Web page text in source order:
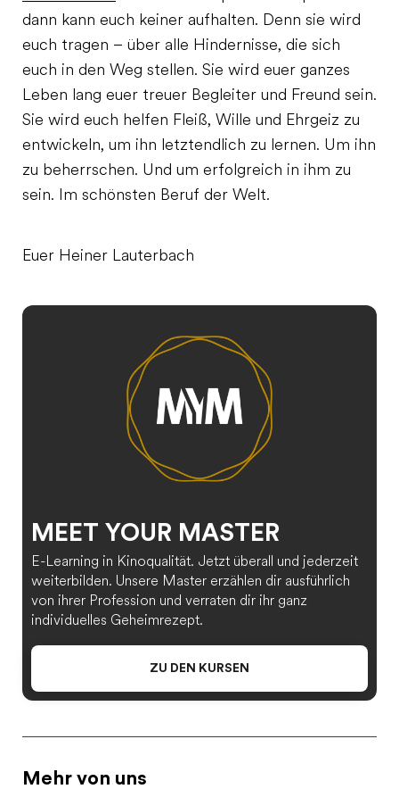
dann kann euch keiner aufhalten. Denn sie wird
euch tragen – über alle Hindernisse, die sich
euch in den Weg stellen. Sie wird euer ganzes
Leben lang euer treuer Begleiter und Freund sein.
Sie wird euch helfen Fleiß, Wille und Ehrgeiz zu
entwickeln, um ihn letztendlich zu lernen. Um ihn
zu beherrschen. Und um erfolgreich in ihm zu
sein. Im schönsten Beruf der Welt.
Euer Heiner Lauterbach
MEET YOUR MASTER
E-Learning in Kinoqualität. Jetzt überall und jederzeit
weiterbilden. Unsere Master erzählen dir ausführlich
von ihrer Profession und verraten dir ihr ganz
individuelles Geheimrezept.
ZU DEN KURSEN
Mehr von uns